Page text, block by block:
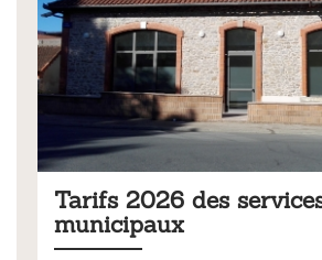
Tarifs 2026 des services
municipaux